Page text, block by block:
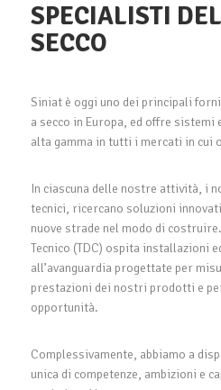
SPECIALISTI
SECCO
Siniat è oggi uno dei principali
a secco in Europa, ed offre
alta gamma in tutti i mercati in cui
In ciascuna delle nostre attività, i
tecnici, ricercano soluzioni
nuove strade nel modo di
Tecnico (TDC) ospita installazioni
all’avanguardia progettate per
prestazioni dei nostri prodotti e
opportunità.
Complessivamente, abbiamo a
unica di competenze, ambizioni e